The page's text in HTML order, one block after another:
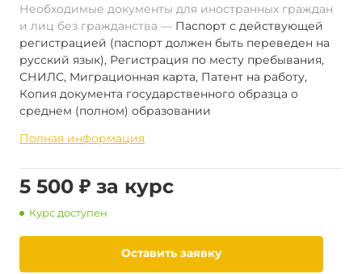
Необходимые документы для иностранных граждан
и лиц без гражданства
Паспорт с действующей
регистрацией (паспорт должен быть переведен на
русский язык), Регистрация по месту пребывания,
СНИЛС, Миграционная карта, Патент на работу,
Копия документа государственного образца о
среднем (полном) образовании
Полная информация
5 500 ₽ за курс
Курс доступен
Оставить заявку